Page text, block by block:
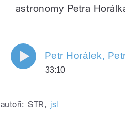
astronomy Petra
33:10
autoři: STR, jsl